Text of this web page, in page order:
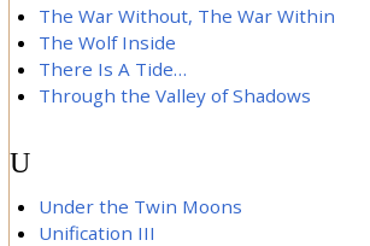
The War Without, The War Within
The Wolf Inside
There Is A Tide…
Through the Valley of Shadows
U
Under the Twin Moons
Unification III